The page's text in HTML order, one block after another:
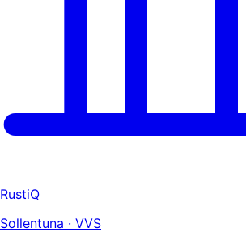
RustiQ
Sollentuna · VVS